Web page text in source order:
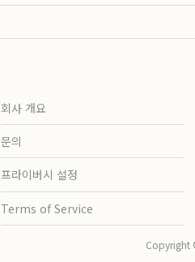
회사 개요
문의
프라이버시 설정
Terms of Service
Copyright